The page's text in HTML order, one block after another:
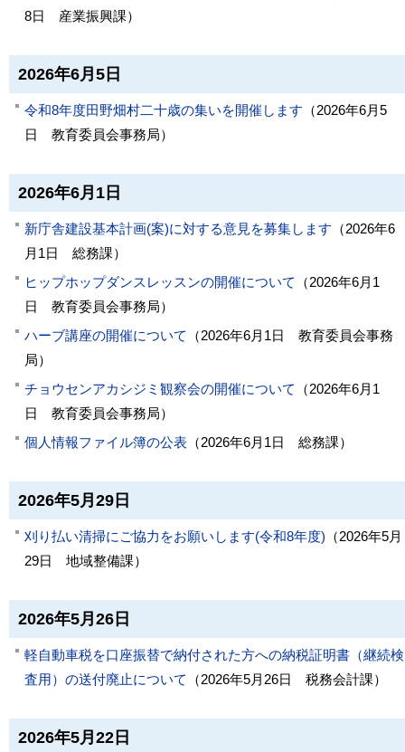
8日
産業振興課）
2026年6月5日
令和8年度田野畑村二十歳の集いを開催します （2026年6月5
日
教育委員会事務局）
2026年6月1日
新庁舎建設基本計画(案)に対する意見を募集します （2026年6
月1日
総務課）
ヒップホップダンスレッスンの開催について
（2026年6月1
日
教育委員会事務局）
ハーブ講座の開催について
（2026年6月1日
教育委員会事務
局）
チョウセンアカシジミ観察会の開催について
（2026年6月1
日
教育委員会事務局）
個人情報ファイル簿の公表 （2026年6月1日 総務課）
2026年5月29日
刈り払い清掃にご協力をお願いします(令和8年度) （2026年5月
29日
地域整備課）
2026年5月26日
軽自動車税を口座振替で納付された方への納税証明書（継続検
査用）の送付廃止について
（2026年5月26日 税務会計課）
2026年5月22日